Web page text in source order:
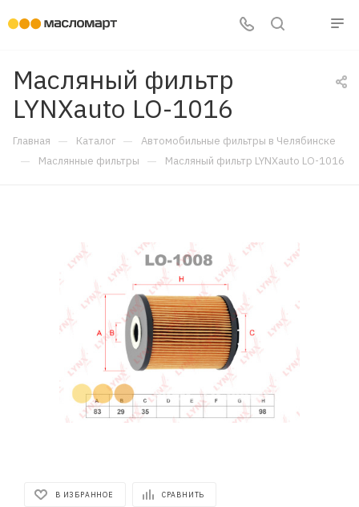
Масляный фильтр
LYNXauto LO-1016
Главная — Каталог — Автомобильные фильтры в Челябинске
— Маслянные фильтры — Масляный фильтр LYNXauto LO-1016
В ИЗБРАННОЕ СРАВНИТЬ